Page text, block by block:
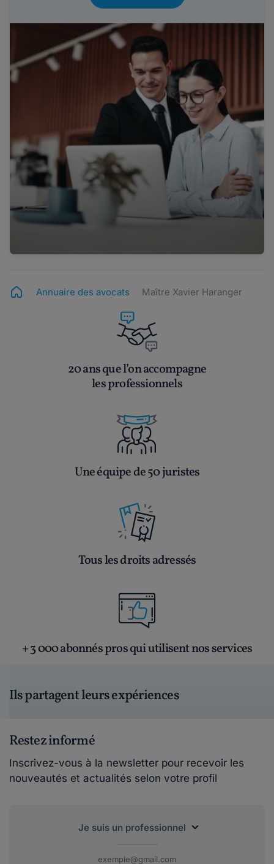
Annuaire des avocats Maître Xavier Haranger
20 ans que l’on accompagne
les professionnels
Une équipe de 50 juristes
Tous les droits adressés
+ 3 000 abonnés pros qui utilisent nos services
Ils partagent leurs expériences
Restez informé
Inscrivez-vous à la newsletter pour recevoir les
nouveautés et actualités selon votre profil